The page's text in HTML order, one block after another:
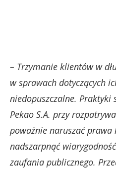
– Trzymanie klientów w
w sprawach dotyczących
niedopuszczalne. Praktyki
Pekao S.A. przy
poważnie naruszać
nadszarpnąć
zaufania publicznego.